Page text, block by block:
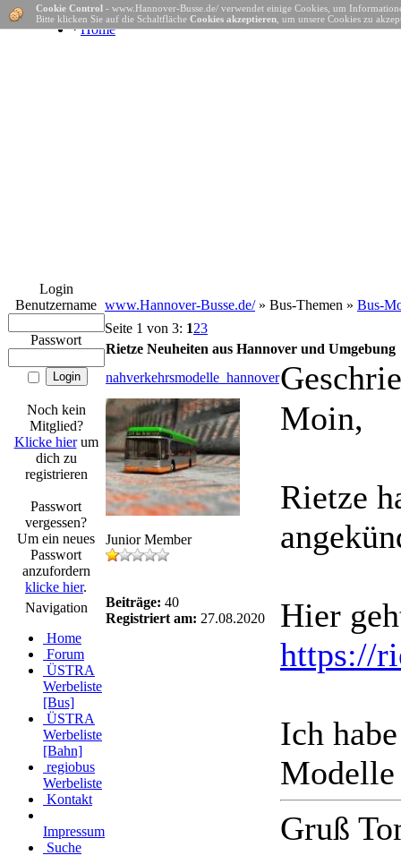
· Home
Login
Benutzername
Passwort
Noch kein
Mitglied?
Klicke hierum
dich zu
registrieren
Passwort
vergessen?
Um ein neues
Passwort
anzufordern
klicke hier.
Navigation
Home
Forum
ÜSTRA
Werbeliste
[Bus]
ÜSTRA
Werbeliste
[Bahn]
regiobus
Werbeliste
Kontakt
Impressum
Suche
Cookie Control - www.Hannover-Busse.de/ verwendet einige Cookies, um
Bitte klicken Sie auf die Schaltfläche Cookies akzeptieren , um unsere Cookies zu
www.Hannover-Busse.de/» Bus-Themen » Bus-
Seite 1 von 3: 123
Rietze Neuheiten aus Hannover und Umgebung
nahverkehrsmodelle_hannover
Junior Member
Beiträge: 40
Registriert am: 27.08.2020
Moin,
Rietze
Hier
https://
Ich
Modelle
Gruß